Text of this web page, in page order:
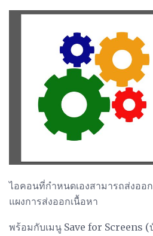
ไอคอนที่กำหนดเองสามารถส่งออ
แผงการส่งออกเนื้อหา
พร้อมกับเมนู Save for Screens